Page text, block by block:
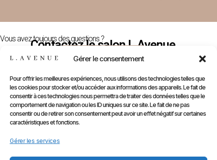
Gérer le consentement
Pour offrir les meilleures expériences, nous utilisons des technologies telles que
les cookies pour stocker et/ou accéder aux informations des appareils. Le fait de
consentir à ces technologies nous permettra de traiter des données telles que le
comportement de navigation ou les ID uniques sur ce site. Le fait de ne pas
consentir ou de retirer son consentement peut avoir un effet négatif sur certaines
caractéristiques et fonctions.
Gérer les services
Vous avez toujours des questions ?
Contactez le salon L.Avenue
Nous Contacter
E-
Shop
Gammes
Marques
Compte
Infos
Prendre
RDV